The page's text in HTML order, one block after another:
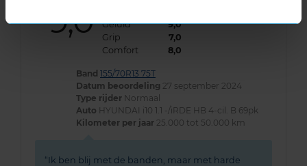
9,0
Geluid
9,0
Grip
7,0
Comfort
8,0
Band 155/70R13 75T
Datum beoordeling 27 september 2024
Type rijder Normaal
Auto HYUNDAI i10 1.1 -/iRDE HB 4-cil. B 69pk
Kilometer per jaar 25.000 tot 50.000 km
Ik ben blij met de banden, maar met harde